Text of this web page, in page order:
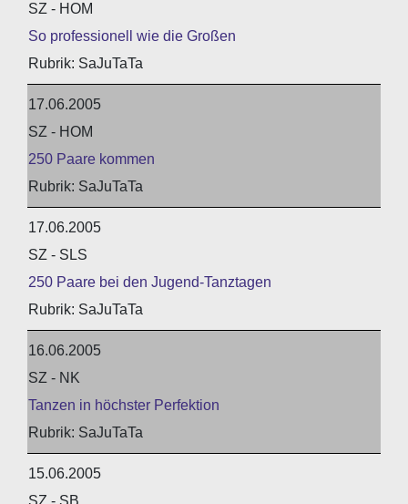
SZ - HOM
So professionell wie die Großen
SaJuTaTa
17.06.2005
SZ - HOM
250 Paare kommen
SaJuTaTa
17.06.2005
SZ - SLS
250 Paare bei den Jugend-Tanztagen
SaJuTaTa
16.06.2005
SZ - NK
Tanzen in höchster Perfektion
SaJuTaTa
15.06.2005
SZ - SB